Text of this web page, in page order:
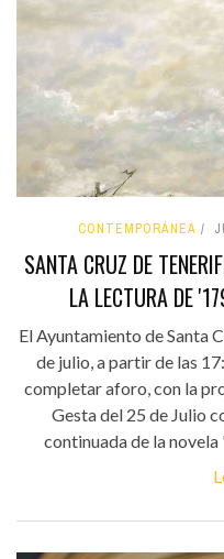
CONTEMPORÁNEA
SANTA CRUZ DE
LA LECTURA DE
El Ayuntamiento de Santa
de julio, a partir de las
completar aforo, con la
Gesta del 25 de Julio
continuada de la novela